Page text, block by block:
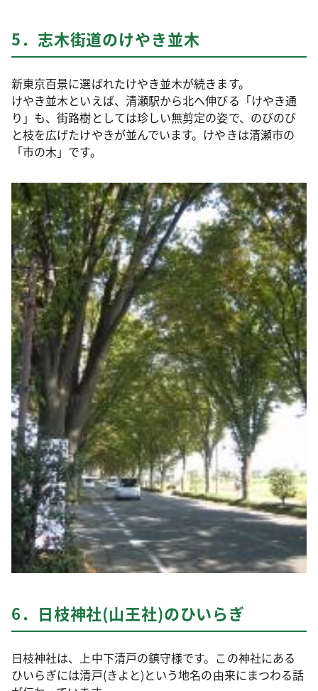
5．志木街道のけやき並木
新東京百景に選ばれたけやき並木が続きます。
けやき並木といえば、清瀬駅から北へ伸びる「けやき通
り」も、街路樹としては珍しい無剪定の姿で、のびのび
と枝を広げたけやきが並んでいます。けやきは清瀬市の
「市の木」です。
6．日枝神社(山王社)のひいらぎ
日枝神社は、上中下清戸の鎮守様です。この神社にある
ひいらぎには清戸(きよと)という地名の由来にまつわる話